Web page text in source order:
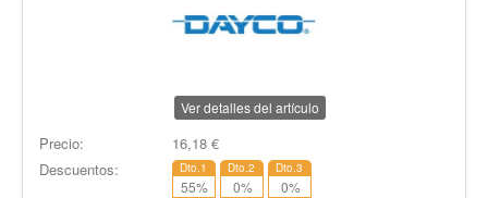
Ver detalles del artículo
Precio: 16,18€
Descuentos:
Dto.1
55%
Dto.2
0%
Dto.3
0%